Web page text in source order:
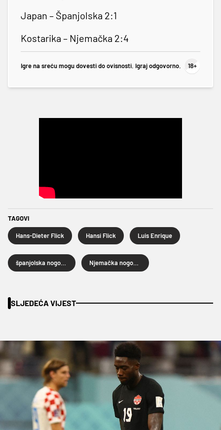
Japan – Španjolska 2:1
Kostarika – Njemačka 2:4
Igre na sreću mogu dovesti do ovisnosti. Igraj odgovorno.
TAGOVI
Hans-Dieter Flick Hansi Flick Luis Enrique
SLJEDEĆA VIJEST